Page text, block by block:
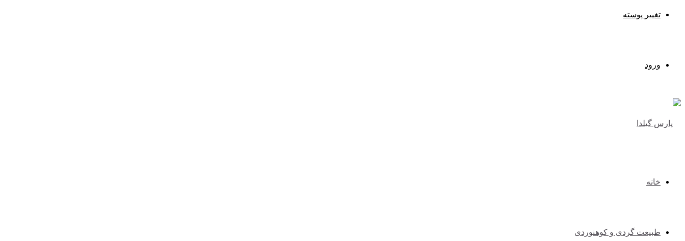
تغییر پوسته
ورود
خانه
طبیعت گردی و کوهنوردی